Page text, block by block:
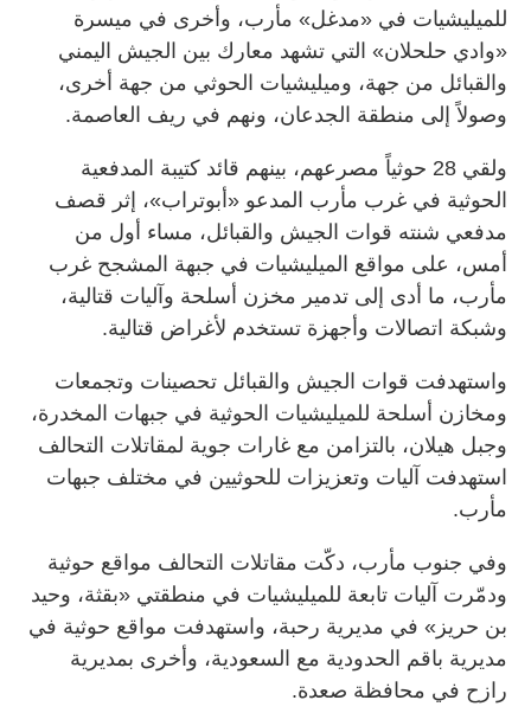
للميليشيات في «مدغل» مأرب، وأخرى في ميسرة
«وادي حلحلان» التي تشهد معارك بين الجيش اليمني
والقبائل من جهة، وميليشيات الحوثي من جهة أخرى،
وصولاً إلى منطقة الجدعان، ونهم في ريف العاصمة.
ولقي 28 حوثياً مصرعهم، بينهم قائد كتيبة المدفعية
الحوثية في غرب مأرب المدعو «أبوتراب»، إثر قصف
مدفعي شنته قوات الجيش والقبائل، مساء أول من
أمس، على مواقع الميليشيات في جبهة المشجح غرب
مأرب، ما أدى إلى تدمير مخزن أسلحة وآليات قتالية،
وشبكة اتصالات وأجهزة تستخدم لأغراض قتالية.
واستهدفت قوات الجيش والقبائل تحصينات وتجمعات
ومخازن أسلحة للميليشيات الحوثية في جبهات المخدرة،
وجبل هيلان، بالتزامن مع غارات جوية لمقاتلات التحالف
استهدفت آليات وتعزيزات للحوثيين في مختلف جبهات
مأرب.
وفي جنوب مأرب، دكّت مقاتلات التحالف مواقع حوثية
ودمّرت آليات تابعة للميليشيات في منطقتي «بقثة، وحيد
بن حريز» في مديرية رحبة، واستهدفت مواقع حوثية في
مديرية باقم الحدودية مع السعودية، وأخرى بمديرية
رازح في محافظة صعدة.